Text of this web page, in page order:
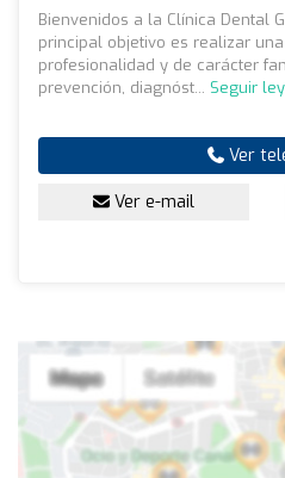
Bienvenidos a la Clínica Dental
principal objetivo es realizar
profesionalidad y de carácter
prevención, diagnóst... Seguir
Ver
Ver e-mail